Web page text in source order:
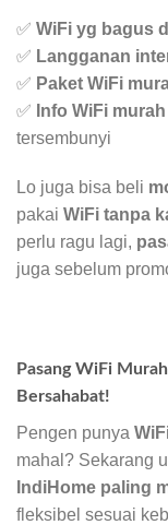
✅ WiFi yg bagus
✅ Langganan
✅ Paket WiFi
✅ Info WiFi murah
tersembunyi
Lo juga bisa beli
pakai WiFi tanpa
perlu ragu lagi,
juga sebelum
Pasang WiFi
Bersahabat!
Pengen punya
mahal? Sekarang
IndiHome paling
fleksibel sesuai